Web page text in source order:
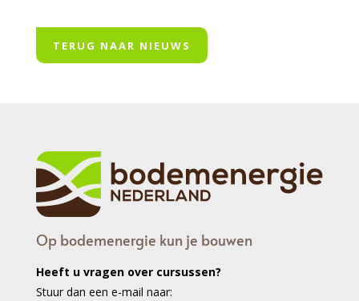
TERUG NAAR NIEUWS
Op bodemenergie kun je bouwen
Heeft u vragen over cursussen?
Stuur dan een e-mail naar: